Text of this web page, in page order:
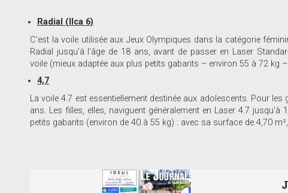
Radial (Ilca 6)
C'est la voile utilisée aux Jeux Olympiques dans la catégorie
Radial jusqu'à l'âge de 18 ans, avant de passer en Laser
voile (mieux adaptée aux plus petits gabarits – environ 55 à 72 kg
4,7
La voile 4.7 est essentiellement destinée aux adolescents. Pour
ans. Les filles, elles, naviguent généralement en Laser 4.7
petits gabarits (environ de 40 à 55 kg) : avec sa surface de 4,70